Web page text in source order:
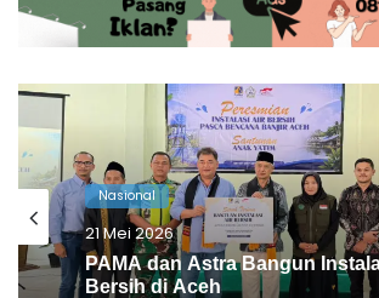
Nasional
15 Mei 2026
Viral! Anggota DPRD Jember
Game & Merokok Saat Rapat